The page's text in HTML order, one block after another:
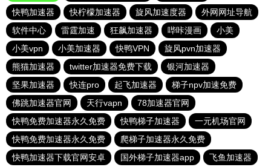
快鸭加速器
快柠檬加速器 旋风加速度器
外网网址导航
软件中心
雷霆加速 狂飙加速器 哔咔漫画
小美
小美vpn
小美加速器 快鸭VPN
旋风pvn加速器
熊猫加速器
twitter加速器免费下载
银河加速器
坚果加速器
快连pro 起飞加速器
梯子npv加速免费
佛跳加速器官网
天行vapn
78加速器官网
快鸭免费加速器永久免费
快鸭梯子加速器
一元机场官网
快鸭免费加速器永久免费
爬梯子加速器永久免费
快鸭加速器下载官网安卓
国外梯子加速器app
飞鱼加速器